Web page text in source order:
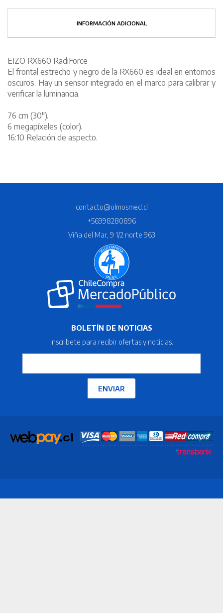
INFORMACIÓN ADICIONAL
EIZO RX660 RadiForce
El frontal estrecho y negro de la RX660 es ideal en entornos
oscuros. Hay un sensor integrado en el marco para calibrar y
verificar la luminancia.
76 cm (30").
6 megapíxeles (color).
16:10 Relación de aspecto.
contacto@olmosmed.cl
+56998280896
Viña del Mar, 9 1/2 norte 963
BOLETÍN DE NOTICIAS
Inscribete para recibir ofertas y noticias.
ENVIAR